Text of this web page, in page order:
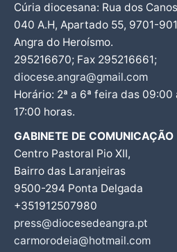
Cúria diocesana: Rua dos
040 A.H, Apartado 55, 9701-901
Angra do Heroísmo.
295216670; Fax 295216661;
diocese.angra@gmail.com
Horário: 2ª a 6ª feira das
17:00 horas.
GABINETE DE COMUNICAÇÃO
Centro Pastoral Pio XII,
Bairro das Laranjeiras
9500-294 Ponta Delgada
+351912507980
press@diocesedeangra.pt
carmorodeia@hotmail.com